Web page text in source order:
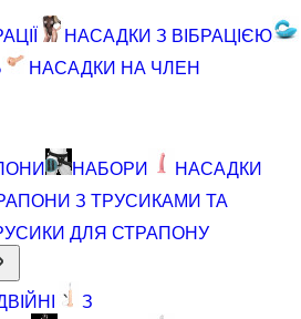
НАСАДКИ З ВІБРАЦІЄЮ
НАСАДКИ НА ЧЛЕН
НАБОРИ
НАСАДКИ
З ТРУСИКАМИ ТА
ДЛЯ СТРАПОНУ
З